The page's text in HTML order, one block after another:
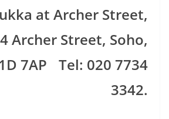
at Archer Street,
Archer Street, Soho,
7AP Tel: 020 7734
3342.